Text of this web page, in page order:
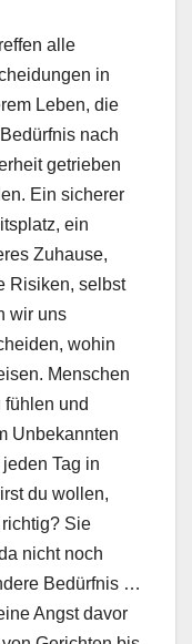
alle
in
Leben, die
nach
getrieben
Ein sicherer
ein
Zuhause,
Risiken, selbst
wir uns
wohin
Menschen
fühlen und
Unbekannten
Tag in
du wollen,
Sie
nicht noch
Bedürfnis …
Angst davor